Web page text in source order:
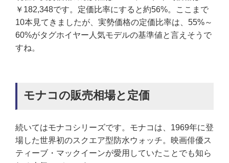
￥182,348です。定価比率にすると約56%。ここまで
10本見てきましたが、実勢価格の定価比率は、55%～
60%がタグホイヤー人気モデルの基準値と言えそうで
すね。
モナコの販売相場と定価
続いてはモナコシリーズです。モナコは、1969年に登
場した世界初のスクエア型防水ウォッチ。映画俳優ス
ティーブ・マックイーンが愛用していたことでも知ら